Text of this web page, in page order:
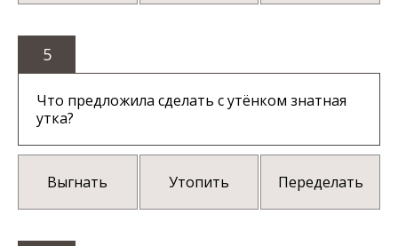
5
Что предложила сделать с утёнком знатная
утка?
Выгнать Утопить Переделать